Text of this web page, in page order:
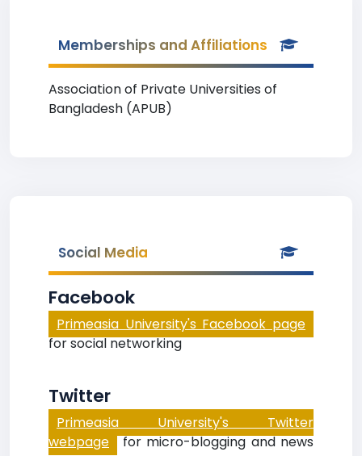
Memberships and Affiliations
Association of Private Universities of
Bangladesh (APUB)
Social Media
Facebook
Primeasia University's Facebook page
for social networking
Twitter
Primeasia University's Twitter
webpage for micro-blogging and news